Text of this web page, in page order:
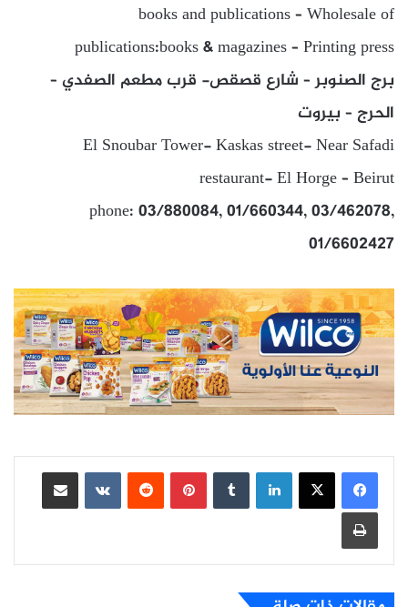
books and publications – Wholesale of
publications:books & magazines – Printing press
برج الصنوبر – شارع قصقص- قرب مطعم الصفدي –
الحرج – بيروت
El Snoubar Tower- Kaskas street- Near Safadi
restaurant- El Horge – Beirut
phone: 03/880084, 01/660344, 03/462078,
01/6602427
لينكدإن بينتيريست
مشاركة عبر البريد
طباعة